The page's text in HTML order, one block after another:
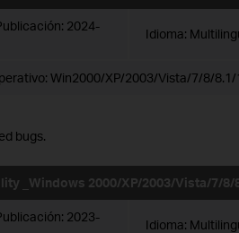
2024-
Idioma:
Win2000/XP/2003/Vista/7/8/8.1/
bugs.
_Windows 2000/XP/2003/Vista/7/8/
2023-
Idioma: